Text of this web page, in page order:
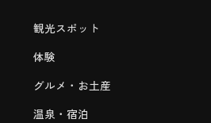
観光スポット
体験
グルメ・お土産
温泉・宿泊